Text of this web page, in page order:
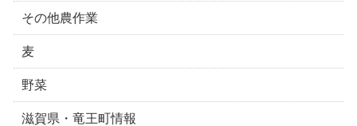
その他農作業
麦
野菜
滋賀県・竜王町情報